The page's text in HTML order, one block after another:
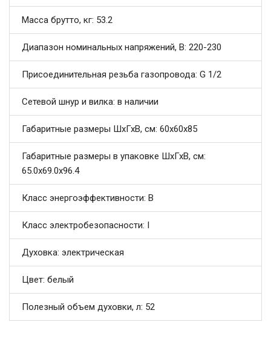
Масса брутто, кг: 53.2
Диапазон номинальных напряжений, В: 220-230
Присоединительная резьба газопровода: G 1/2
Сетевой шнур и вилка: в наличии
Габаритные размеры ШхГхВ, см: 60x60x85
Габаритные размеры в упаковке ШхГхВ, см:
65.0x69.0x96.4
Класс энергоэффективности: B
Класс электробезопасности: I
Духовка: электрическая
Цвет: белый
Полезный объем духовки, л: 52